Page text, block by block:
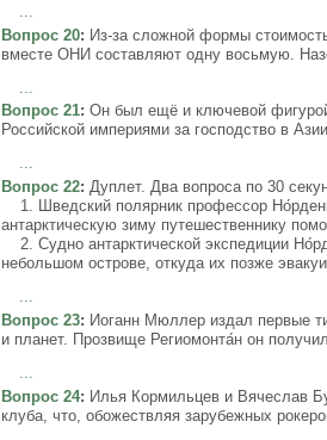
Вопрос 20: Из-за сложной формы
вместе ОНИ составляют одну восьмую.
Вопрос 21: Он был ещё и ключевой
Российской империями за господство в
...
Вопрос 22: Дуплет. Два вопроса по 30
1. Шведский полярник профессор
антарктическую зиму путешественнику
2. Судно антарктической экспедиции
небольшом острове, откуда их позже
...
Вопрос 23: Иоганн Мюллер издал первые
и планет. Прозвище Региомонта́н он
...
Вопрос 24: Илья Кормильцев и Вячеслав
клуба, что, обожествляя зарубежных